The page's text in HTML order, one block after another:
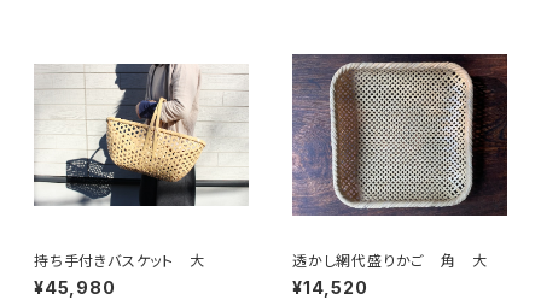
持ち手付きバスケット 大
¥45,980
透かし網代盛りかご 角 大
¥14,520